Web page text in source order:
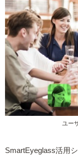
ユー
SmartEyeglass活用